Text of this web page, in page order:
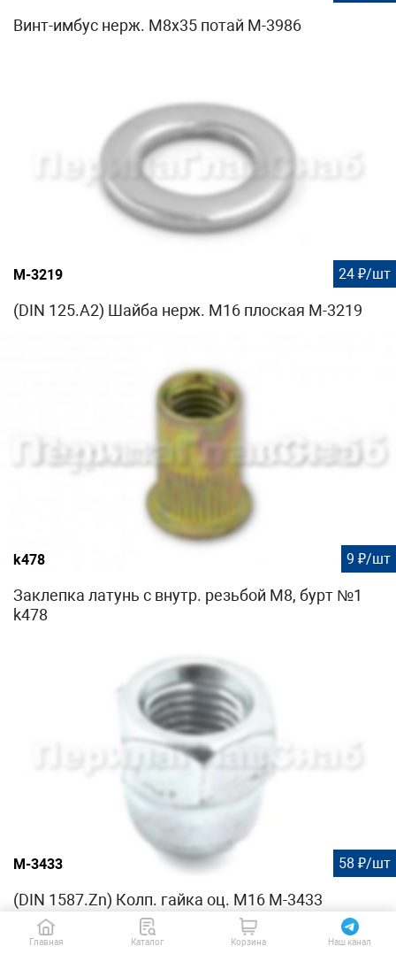
Винт-имбус нерж. М8х35 потай М-3986
М-3219 24 ₽/шт
(DIN 125.A2) Шайба нерж. М16 плоская М-3219
k478 9 ₽/шт
Заклепка латунь с внутр. резьбой М8, бурт №1
k478
М-3433 58 ₽/шт
(DIN 1587.Zn) Колп. гайка оц. М16 М-3433
Главная Каталог Корзина Наш канал